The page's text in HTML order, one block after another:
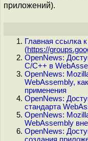
приложений).
Главная ссылка
(https://
OpenNews:
C/C++ в
OpenNews:
WebAssembly,
применения
OpenNews:
стандарта
OpenNews:
WebAssembly
OpenNews: